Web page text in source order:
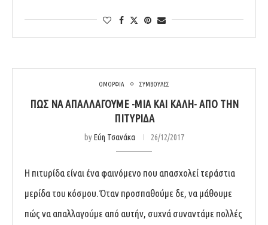
ΟΜΟΡΦΙΑ ΣΥΜΒΟΥΛΕΣ
ΠΏΣ ΝΑ ΑΠΑΛΛΑΓΟΎΜΕ -ΜΙΑ ΚΑΙ ΚΑΛΉ- ΑΠΌ ΤΗΝ
ΠΙΤΥΡΊΔΑ
byΕύη Τσανάκα 26/12/2017
Η πιτυρίδα είναι ένα φαινόμενο που απασχολεί τεράστια
μερίδα του κόσμου. Όταν προσπαθούμε δε, να μάθουμε
πώς να απαλλαγούμε από αυτήν, συχνά συναντάμε πολλές